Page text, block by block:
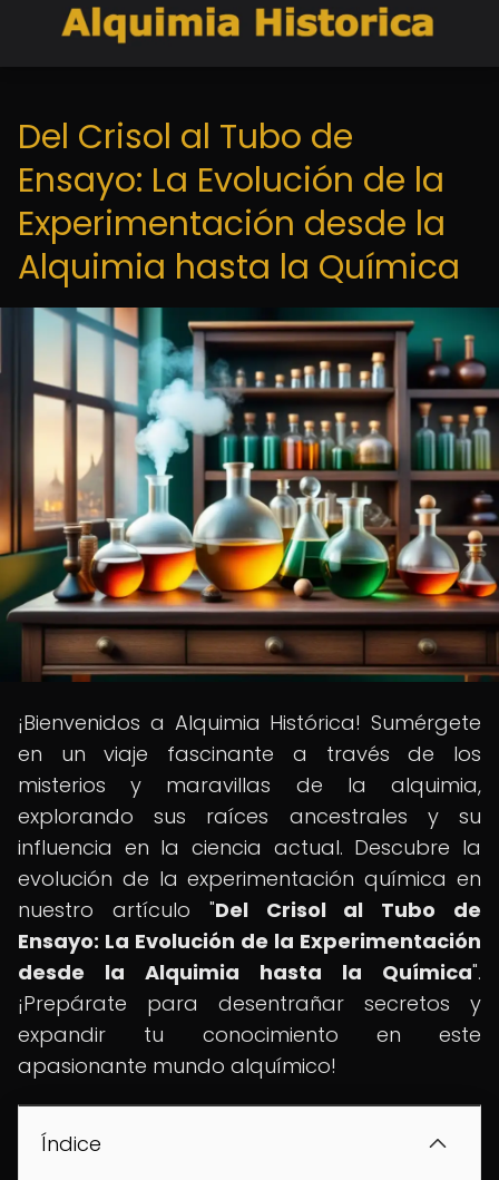
Del Crisol al Tubo de
Ensayo: La Evolución de la
Experimentación desde la
Alquimia hasta la Química
¡Bienvenidos a Alquimia Histórica! Sumérgete
en un viaje fascinante a través de los
misterios y maravillas de la alquimia,
explorando sus raíces ancestrales y su
influencia en la ciencia actual. Descubre la
evolución de la experimentación química en
nuestro artículo "Del Crisol al Tubo de
Ensayo: La Evolución de la Experimentación
desde la Alquimia hasta la Química".
¡Prepárate para desentrañar secretos y
expandir tu conocimiento en este
apasionante mundo alquímico!
Índice